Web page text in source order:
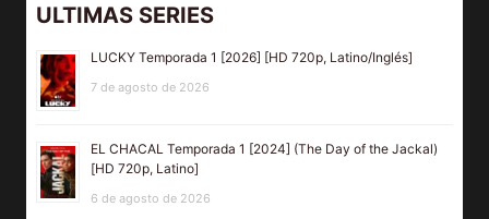
ULTIMAS SERIES
LUCKY Temporada 1 [2026] [HD 720p, Latino/Inglés]
7 de agosto de 2026
EL CHACAL Temporada 1 [2024] (The Day of the Jackal)
[HD 720p, Latino]
6 de agosto de 2026